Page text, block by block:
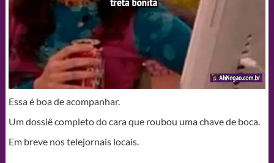
Essa é boa de acompanhar.
Um dossiê completo do cara que roubou uma chave de boca.
Em breve nos telejornais locais.